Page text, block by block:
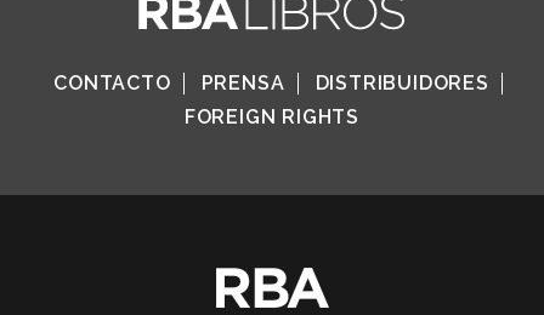
CONTACTO PRENSA
DISTRIBUIDORES
FOREIGN RIGHTS